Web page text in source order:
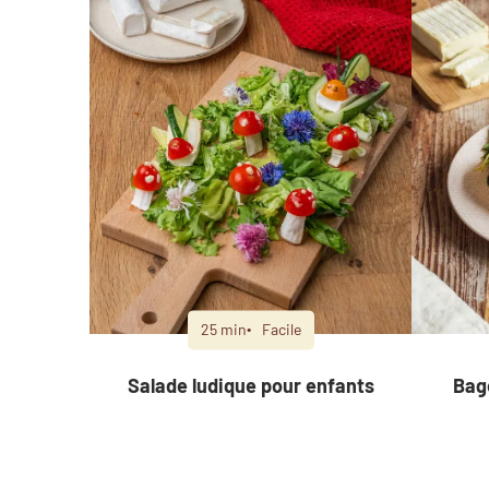
25 min Facile
Salade ludique pour enfants